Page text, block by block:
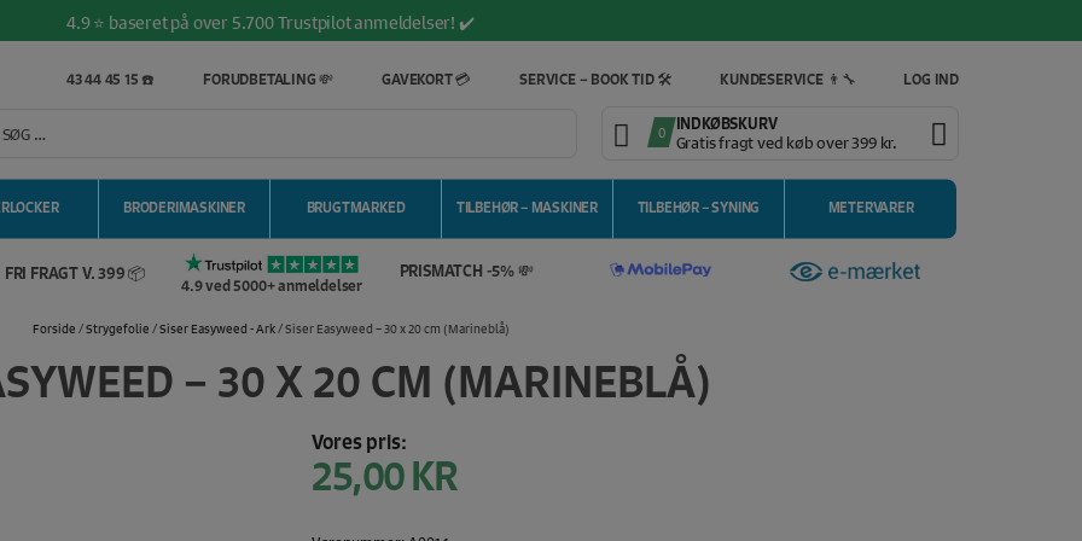
4.9 ⭐️ baseret på over 5.700 Trustpilot anmeldelser! ✔️
FRI FRAGT V. 399 📦
4.9 ved 5000+ anmeldelser
PRISMATCH -5% 💸
43 44 45 15 ☎️ FORUDBETALING 💸 GAVEKORT 💳 SERVICE – BOOK TID 🛠️ KUNDESERVICE 👨‍🔧 LOG IND
0 INDKØBSKURV
Gratis fragt ved køb over 399 kr.
BRODERIMASKINER BRUGTMARKED TILBEHØR – MASKINER TILBEHØR – SYNING METERVARER
Forside /Strygefolie /Siser Easyweed - Ark/ Siser Easyweed – 30 x 20 cm (Marineblå)
– 30 X 20 CM (MARINEBLÅ)
Vores pris:
25,00KR